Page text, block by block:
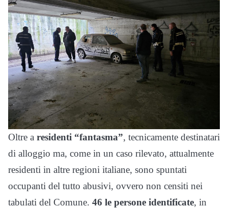
Oltre a residenti “fantasma”, tecnicamente destinatari
di alloggio ma, come in un caso rilevato, attualmente
residenti in altre regioni italiane, sono spuntati
occupanti del tutto abusivi, ovvero non censiti nei
tabulati del Comune. 46 le persone identificate, in